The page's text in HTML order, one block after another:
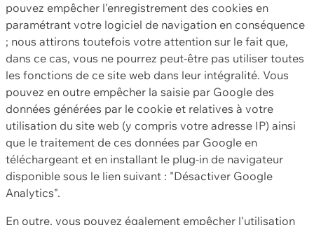
pouvez empêcher l'enregistrement des cookies en
paramétrant votre logiciel de navigation en conséquence
; nous attirons toutefois votre attention sur le fait que,
dans ce cas, vous ne pourrez peut-être pas utiliser toutes
les fonctions de ce site web dans leur intégralité. Vous
pouvez en outre empêcher la saisie par Google des
données générées par le cookie et relatives à votre
utilisation du site web (y compris votre adresse IP) ainsi
que le traitement de ces données par Google en
téléchargeant et en installant le plug-in de navigateur
disponible sous le lien suivant : "Désactiver Google
Analytics".
En outre, vous pouvez également empêcher l'utilisation